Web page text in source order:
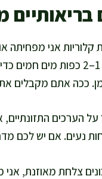
קלוריות אני
ככה אתם מקבלים
על הערכים
לכם מדחום, אני מכוונת ל-74 מעלות בחלק העבה,
צלחת מאוזנת, אני